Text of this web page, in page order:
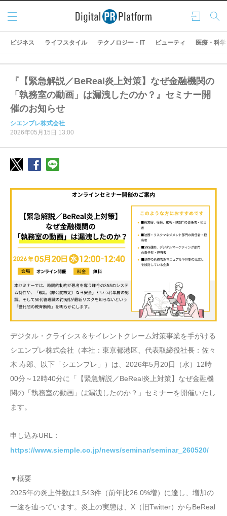
ログ
イン
検索
メニ
ュー
ビジネス ライフスタイル テクノロジー・IT ビューティ 医療・科学
『【緊急解説／BeReal炎上対策】なぜ金融機関の
「執務室の動画」は漏洩したのか？』セミナー開
催のお知らせ
シエンプレ株式会社
2026年05月15日 13:00
デジタル・クライシス＆サイレントクレーム対策事業を手がける
シエンプレ株式会社（本社：東京都港区、代表取締役社長：佐々
木 寿郎、以下「シエンプレ」）は、2026年5月20日（水）12時
00分～12時40分に「【緊急解説／BeReal炎上対策】なぜ金融機
関の「執務室の動画」は漏洩したのか？」セミナーを開催いたし
ます。
申し込みURL：
https://www.siemple.co.jp/news/seminar/seminar_260520/
▼概要
2025年の炎上件数は1,543件（前年比26.0%増）に達し、増加の
一途を辿っています。炎上の実態は、X（旧Twitter）からBeReal